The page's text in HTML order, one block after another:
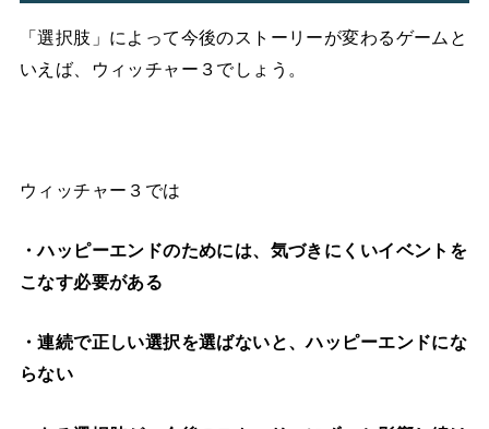
「選択肢」によって今後のストーリーが変わるゲームと
いえば、ウィッチャー３でしょう。
ウィッチャー３では
・ハッピーエンドのためには、気づきにくいイベントを
こなす必要がある
・連続で正しい選択を選ばないと、ハッピーエンドにな
らない